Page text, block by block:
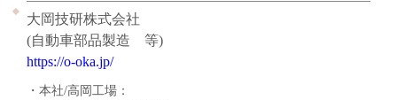
大岡技研株式会社
(自動車部品製造 等)
https://o-oka.jp/
・本社/高岡工場：